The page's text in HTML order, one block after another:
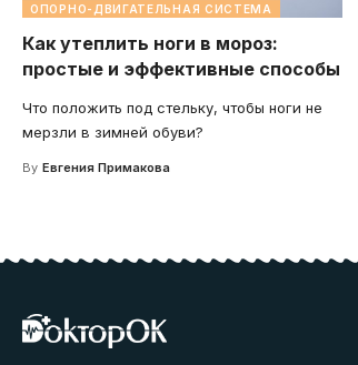
ОПОРНО-ДВИГАТЕЛЬНАЯ СИСТЕМА
Как утеплить ноги в мороз:
простые и эффективные способы
Что положить под стельку, чтобы ноги не
мерзли в зимней обуви?
By Евгения Примакова